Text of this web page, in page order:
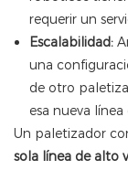
requerir un
Escalabilidad:
una
de otro
esa nueva
Un paletizador
sola línea de alto